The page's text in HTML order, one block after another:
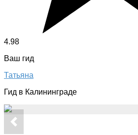
4.98
Ваш гид
Татьяна
Гид в Калининграде